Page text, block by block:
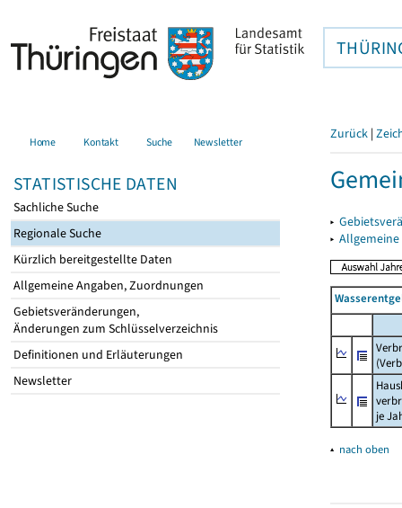
Home Kontakt Suche Newsletter
STATISTISCHE DATEN
Sachliche Suche
Regionale Suche
Kürzlich bereitgestellte Daten
Allgemeine Angaben, Zuordnungen
Gebietsveränderungen,
Änderungen zum Schlüsselverzeichnis
Definitionen und Erläuterungen
Newsletter
Zurück |
▸
▸
je
▴ nach oben